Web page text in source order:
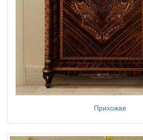
Прихожая